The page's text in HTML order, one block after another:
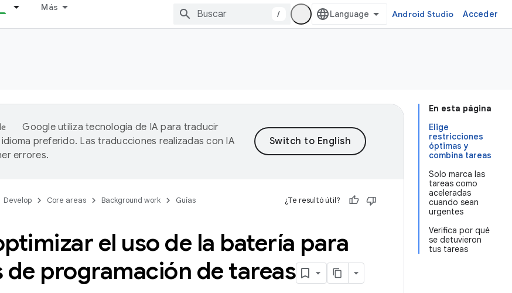
Más
/ Android Studio Acceder
En esta página
Elige
restricciones
óptimas y
combina tareas
Solo marca las
tareas como
aceleradas
cuando sean
urgentes
Verifica por qué
se detuvieron
tus tareas
Google utiliza tecnología de IA para traducir
preferido. Las traducciones realizadas con IA
errores.
Develop Core areas Background work Guías ¿Te resultó útil?
el uso de la batería para
de programación de tareas